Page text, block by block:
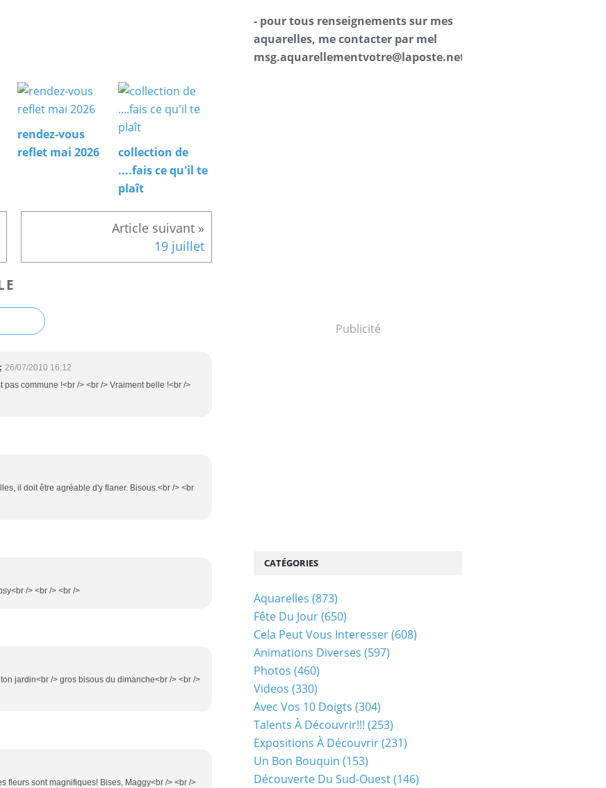
rendez-vous
reflet mai 2026
collection de
....fais ce qu'il te
plaît
19 juillet
26/07/2010 16:12
commune !<br /> <br /> Vraiment belle !<br />
il doit être agréable d'y flaner. Bisous.<br /> <br
/> <br /> <br />
jardin<br /> gros bisous du dimanche<br /> <br />
fleurs sont magnifiques! Bises, Maggy<br /> <br />
Publicité
CATÉGORIES
Aquarelles (873)
Fête Du Jour(650)
Cela Peut Vous Interesser(608)
Animations Diverses (597)
Photos (460)
Videos (330)
Avec Vos 10 Doigts (304)
Talents À Découvrir!!! (253)
Expositions À Découvrir(231)
Un Bon Bouquin (153)
Découverte Du Sud-Ouest(146)
- pour tous renseignements sur mes
aquarelles, me contacter par mel
msg.aquarellementvotre@laposte.net